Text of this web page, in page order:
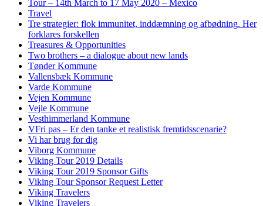
Tour – 14th March to 17 May 2020 – Mexico
Travel
Tre strategier: flok immunitet, inddæmning og afbødning. Her
forklares forskellen
Treasures & Opportunities
Two brothers – a dialogue about new lands
Tønder Kommune
Vallensbæk Kommune
Varde Kommune
Vejen Kommune
Vejle Kommune
Vesthimmerland Kommune
VFri pas – Er den tanke et realistisk fremtidsscenarie?
Vi har brug for dig
Viborg Kommune
Viking Tour 2019 Details
Viking Tour 2019 Sponsor Gifts
Viking Tour Sponsor Request Letter
Viking Travelers
Viking Travelers